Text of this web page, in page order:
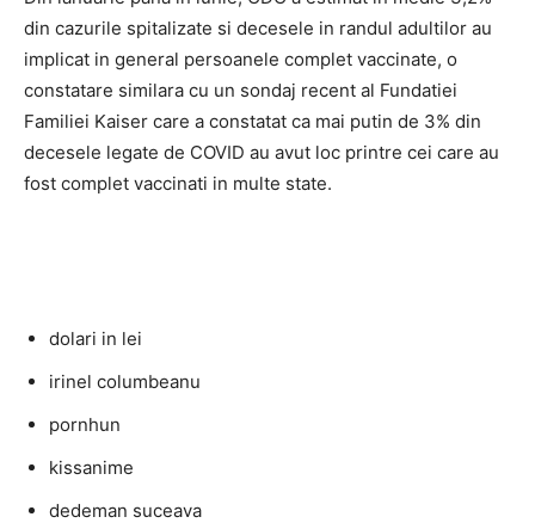
din cazurile spitalizate si decesele in randul adultilor au
implicat in general persoanele complet vaccinate, o
constatare similara cu un sondaj recent al Fundatiei
Familiei Kaiser care a constatat ca mai putin de 3% din
decesele legate de COVID au avut loc printre cei care au
fost complet vaccinati in multe state.
dolari in lei
irinel columbeanu
pornhun
kissanime
dedeman suceava